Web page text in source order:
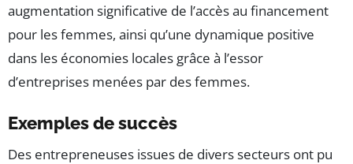
augmentation significative de l’accès au financement
pour les femmes, ainsi qu’une dynamique positive
dans les économies locales grâce à l’essor
d’entreprises menées par des femmes.
Exemples de succès
Des entrepreneuses issues de divers secteurs ont pu